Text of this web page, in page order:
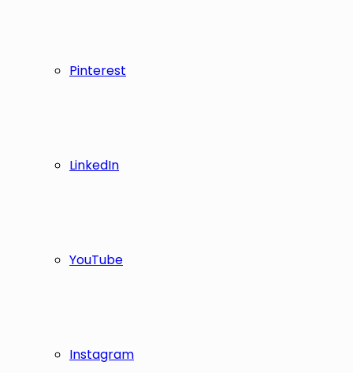
Pinterest
LinkedIn
YouTube
Instagram